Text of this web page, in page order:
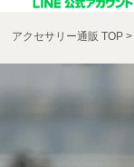
アクセサリー通販 TOP